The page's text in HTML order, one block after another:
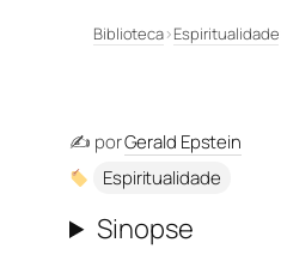
Biblioteca›Espiritualidade
✍️ porGerald Epstein
Espiritualidade
Sinopse